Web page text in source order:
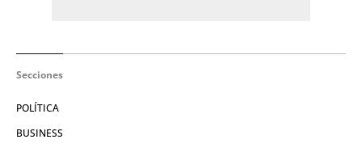
Secciones
POLÍTICA
BUSINESS